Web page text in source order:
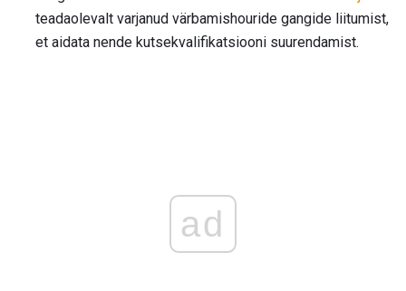
teadaolevalt varjanud värbamishouride gangide liitumist,
et aidata nende kutsekvalifikatsiooni suurendamist.
ad